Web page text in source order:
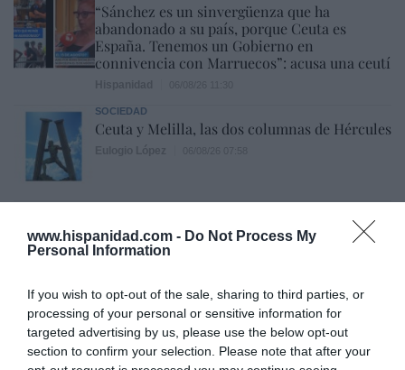
www.hispanidad.com - Do Not Process My
Personal Information
If you wish to opt-out of the sale, sharing to third parties, or
processing of your personal or sensitive information for
targeted advertising by us, please use the below opt-out
section to confirm your selection. Please note that after your
“Sánchez es un sinvergüenza que ha
abandonado a su país, porque Ceuta es
España. Tenemos un Gobierno en
connivencia con Marruecos”: acusa una ceutí
SOCIEDAD
Ceuta y Melilla, las dos columnas de Hércules
Marcelo Gullo: “El trabajo de desmitificar la
desmontar la falsificación, es un trabajo
cristiano"
por Hispanidad